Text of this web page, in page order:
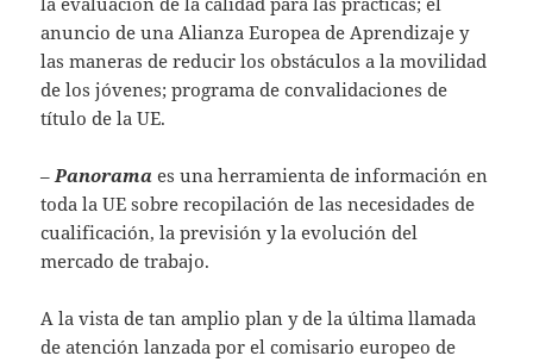
anuncio de una Alianza Europea de Aprendizaje y
las maneras de reducir los obstáculos a la movilidad
de los jóvenes; programa de convalidaciones de
título de la UE.
–Panorama es una herramienta de información en
toda la UE sobre recopilación de las necesidades de
cualificación, la previsión y la evolución del
mercado de trabajo.
A la vista de tan amplio plan y de la última llamada
de atención lanzada por el comisario europeo de